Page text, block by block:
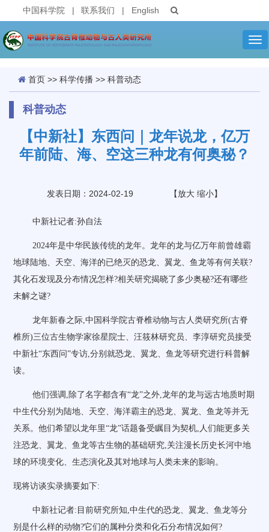
中国科学院 | 联系我们 | English
首页 >> 科学传播 >> 科普动态
科普动态
【中新社】东西问｜龙年说龙，亿万
年前陆、海、空这三种龙有何奥秘？
发表日期：2024-02-19 【放大 缩小】
中新社记者:孙自法
2024年是中华民族传统的龙年。龙年的龙与亿万年前曾雄霸
地球陆地、天空、海洋的已绝灭的恐龙、翼龙、鱼龙等有何关联?
其化石发现及分布情况怎样?相关研究揭晓了多少奥秘?还有哪些
未解之谜?
龙年新春之际,中国科学院古脊椎动物与古人类研究所(古脊
椎所)三位古生物学家徐星院士、汪筱林研究员、李淳研究员接受
中新社“东西问”专访,分别就恐龙、翼龙、鱼龙等研究进行科普解
读。
他们强调,除了名字都含有“龙”之外,龙年的龙与远古地质时期
中生代分别为陆地、天空、海洋霸主的恐龙、翼龙、鱼龙等并无
关系。他们希望以龙年里“龙”话题备受瞩目为契机,人们能更多关
注恐龙、翼龙、鱼龙等古生物的基础研究,关注漫长历史长河中地
球的环境变化、生态演化及其对地球与人类未来的影响。
现将访谈实录摘要如下:
中新社记者:目前研究所知,中生代的恐龙、翼龙、鱼龙等分
别是什么样的动物?它们的属种分类和化石分布情况如何?